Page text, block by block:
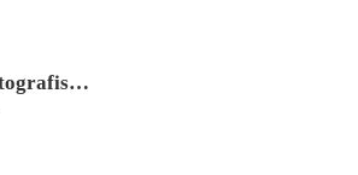
Forskerens fotografiske feltnoter – et bidrag til “thick description”?